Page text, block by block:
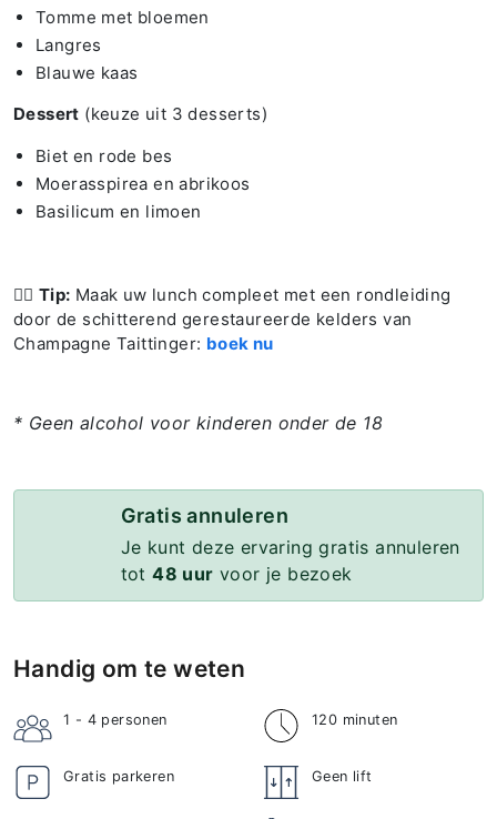
Tomme met bloemen
Langres
Blauwe kaas
Dessert (keuze uit 3 desserts)
Biet en rode bes
Moerasspirea en abrikoos
Basilicum en limoen
👉🏻 Tip: Maak uw lunch compleet met een rondleiding
door de schitterend gerestaureerde kelders van
Champagne Taittinger: boek nu
* Geen alcohol voor kinderen onder de 18
Gratis annuleren
Je kunt deze ervaring gratis annuleren
tot48 uur voor je bezoek
Handig om te weten
1 - 4 personen 120 minuten
Gratis parkeren Geen lift